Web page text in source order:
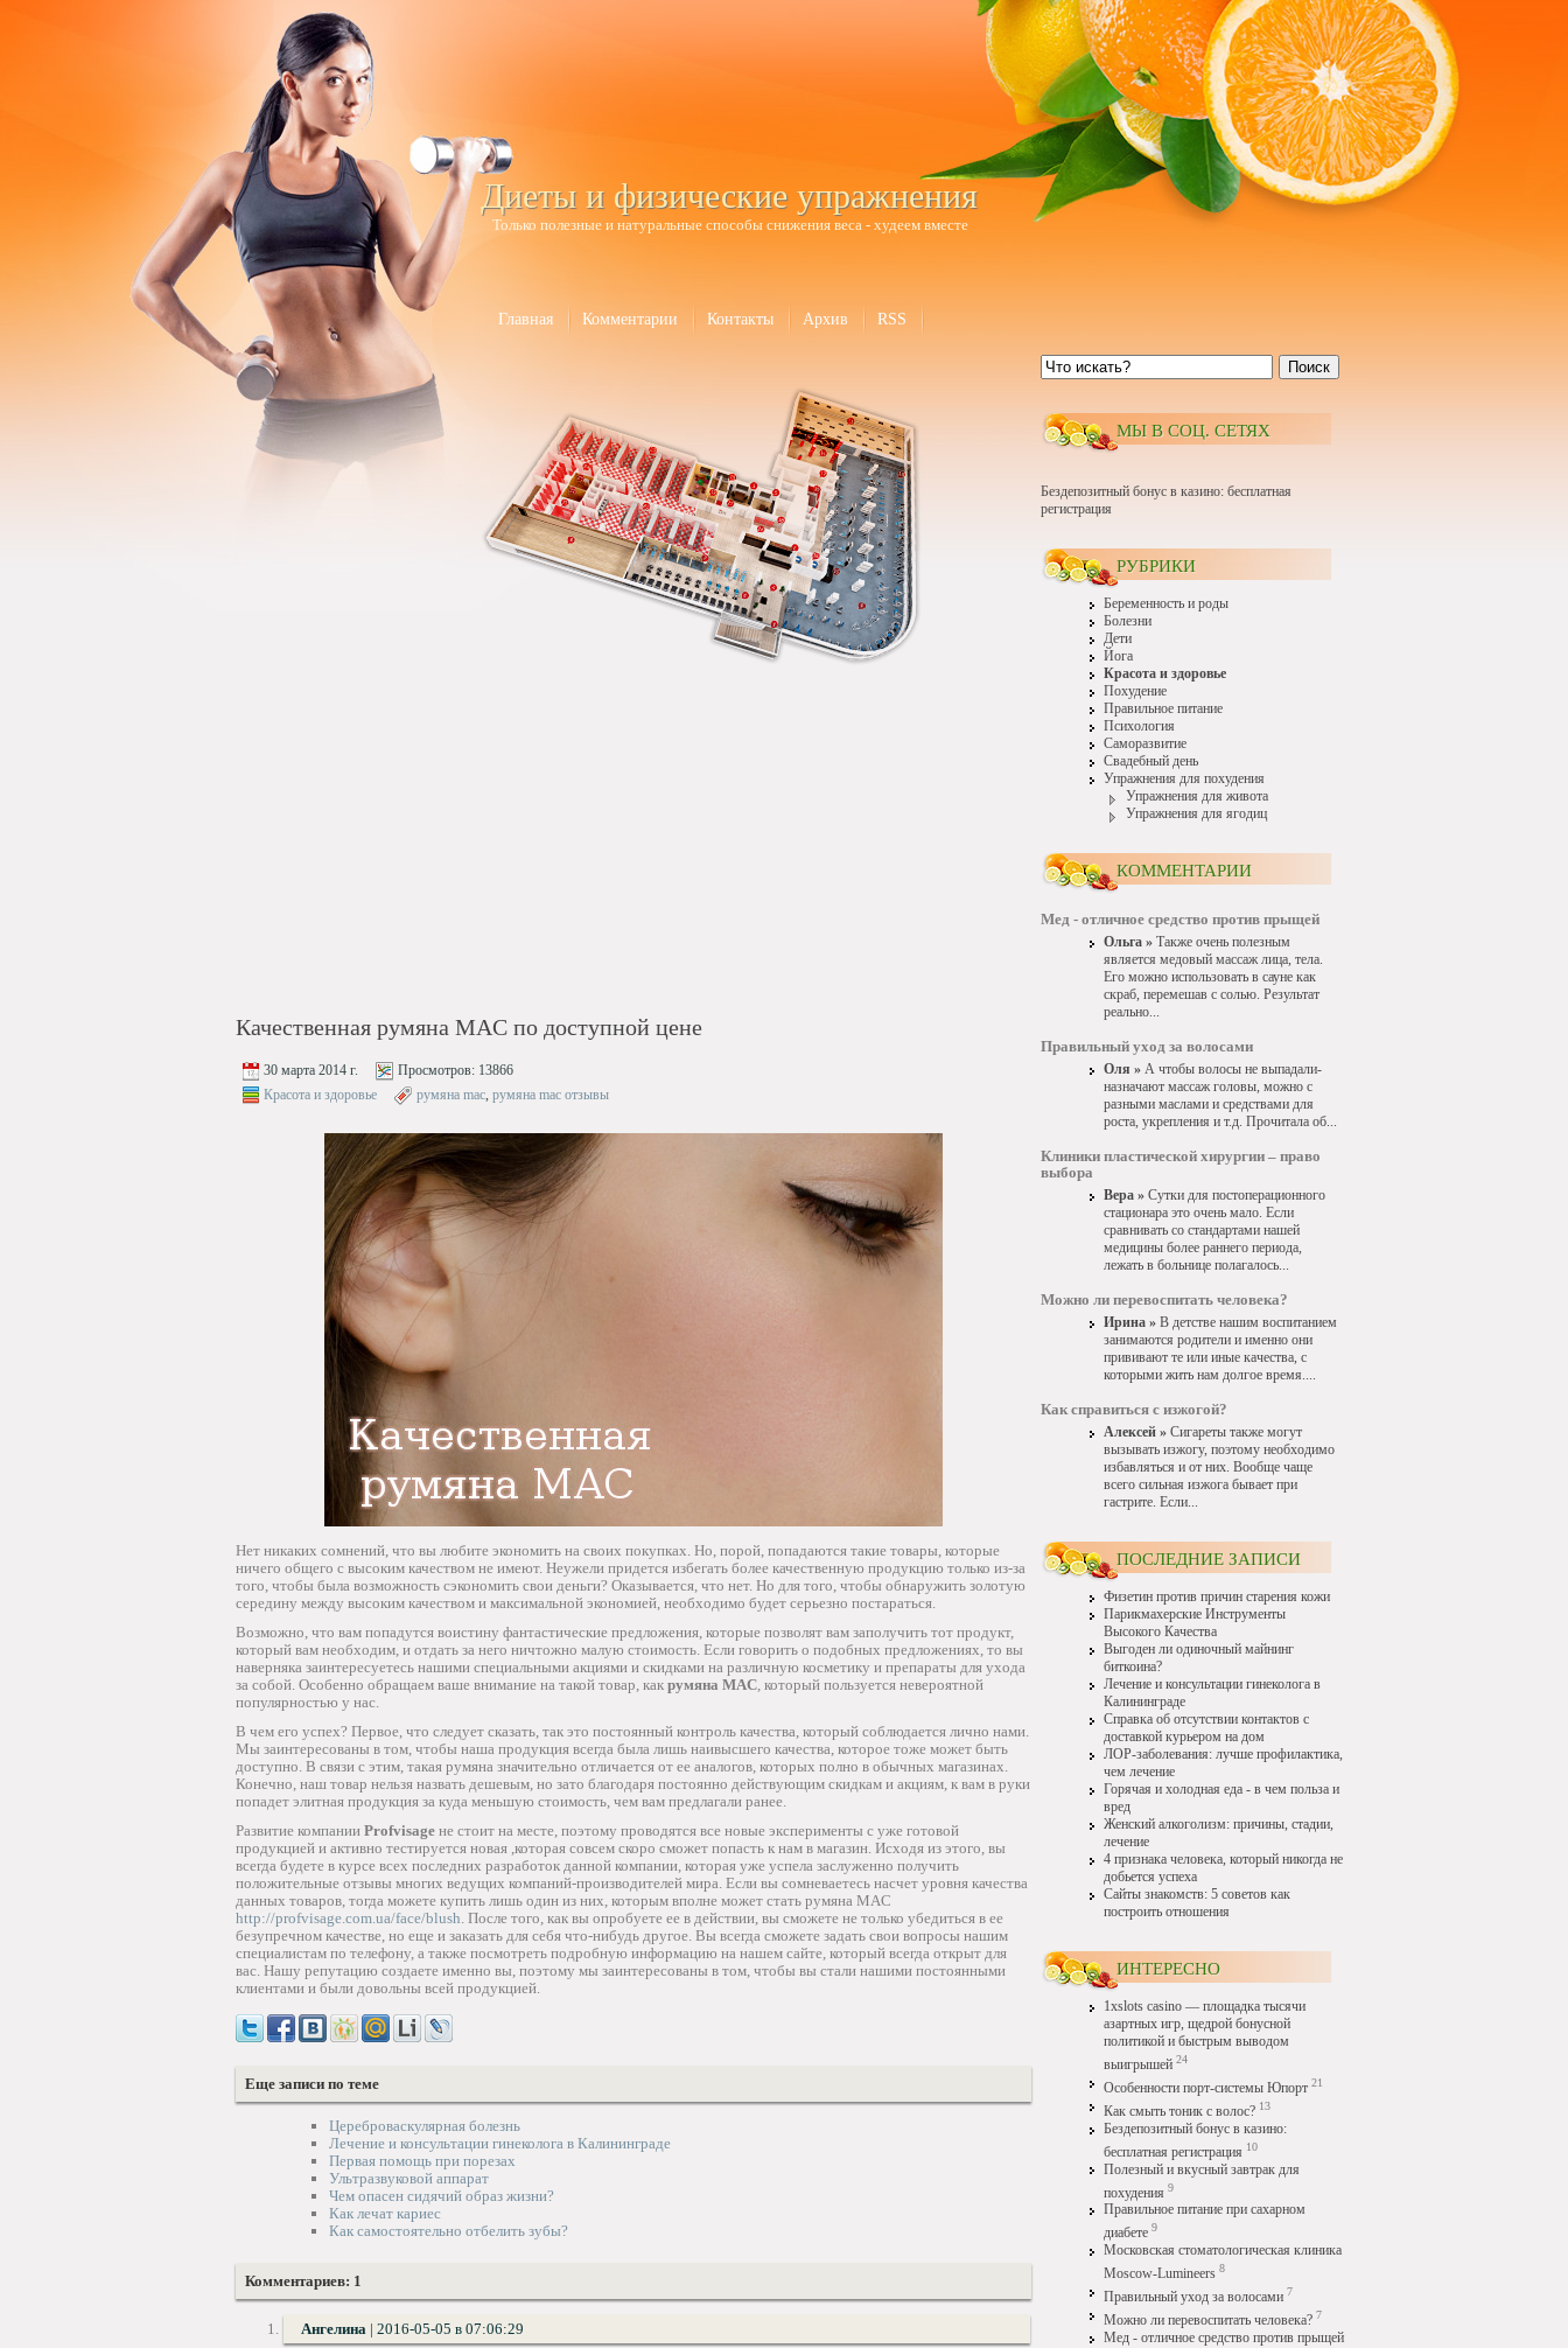
Диеты и физические упражнения
Только полезные и натуральные способы снижения веса - худеем вместе
Главная Комментарии Контакты Архив RSS
Качественная румяна MAC по доступной цене
30 марта 2014 г. Просмотров: 13866
Красота и здоровье
румяна mac, румяна mac отзывы
Нет никаких сомнений, что вы любите экономить на своих покупках. Но, порой, попадаются такие товары, которые
ничего общего с высоким качеством не имеют. Неужели придется избегать более качественную продукцию только из-за
того, чтобы была возможность сэкономить свои деньги? Оказывается, что нет. Но для того, чтобы обнаружить золотую
середину между высоким качеством и максимальной экономией, необходимо будет серьезно постараться.
Возможно, что вам попадутся воистину фантастические предложения, которые позволят вам заполучить тот продукт,
который вам необходим, и отдать за него ничтожно малую стоимость. Если говорить о подобных предложениях, то вы
наверняка заинтересуетесь нашими специальными акциями и скидками на различную косметику и препараты для ухода
за собой. Особенно обращаем ваше внимание на такой товар, как румяна MAC, который пользуется невероятной
популярностью у нас.
В чем его успех? Первое, что следует сказать, так это постоянный контроль качества, который соблюдается лично нами.
Мы заинтересованы в том, чтобы наша продукция всегда была лишь наивысшего качества, которое тоже может быть
доступно. В связи с этим, такая румяна значительно отличается от ее аналогов, которых полно в обычных магазинах.
Конечно, наш товар нельзя назвать дешевым, но зато благодаря постоянно действующим скидкам и акциям, к вам в руки
попадет элитная продукция за куда меньшую стоимость, чем вам предлагали ранее.
Развитие компании Profvisage не стоит на месте, поэтому проводятся все новые эксперименты с уже готовой
продукцией и активно тестируется новая ,которая совсем скоро сможет попасть к нам в магазин. Исходя из этого, вы
всегда будете в курсе всех последних разработок данной компании, которая уже успела заслуженно получить
положительные отзывы многих ведущих компаний-производителей мира. Если вы сомневаетесь насчет уровня качества
данных товаров, тогда можете купить лишь один из них, которым вполне может стать румяна MAC
http://profvisage.com.ua/face/blush. После того, как вы опробуете ее в действии, вы сможете не только убедиться в ее
безупречном качестве, но еще и заказать для себя что-нибудь другое. Вы всегда сможете задать свои вопросы нашим
специалистам по телефону, а также посмотреть подробную информацию на нашем сайте, который всегда открыт для
вас. Нашу репутацию создаете именно вы, поэтому мы заинтересованы в том, чтобы вы стали нашими постоянными
клиентами и были довольны всей продукцией.
Еще записи по теме
Цереброваскулярная болезнь
Лечение и консультации гинеколога в Калининграде
Первая помощь при порезах
Ультразвуковой аппарат
Чем опасен сидячий образ жизни?
Как лечат кариес
Как самостоятельно отбелить зубы?
Комментариев: 1
Ангелина | 2016-05-05 в 07:06:29
Поиск
МЫ В СОЦ. СЕТЯХ
Бездепозитный бонус в казино: бесплатная
регистрация
РУБРИКИ
Беременность и роды
Болезни
Дети
Йога
Красота и здоровье
Похудение
Правильное питание
Психология
Саморазвитие
Свадебный день
Упражнения для похудения
Упражнения для живота
Упражнения для ягодиц
КОММЕНТАРИИ
Мед - отличное средство против прыщей
Ольга » Также очень полезным
является медовый массаж лица, тела.
Его можно использовать в сауне как
скраб, перемешав с солью. Результат
реально...
Правильный уход за волосами
Оля » А чтобы волосы не выпадали-
назначают массаж головы, можно с
разными маслами и средствами для
роста, укрепления и т.д. Прочитала об...
Клиники пластической хирургии – право
выбора
Вера » Сутки для постоперационного
стационара это очень мало. Если
сравнивать со стандартами нашей
медицины более раннего периода,
лежать в больнице полагалось...
Можно ли перевоспитать человека?
Ирина » В детстве нашим воспитанием
занимаются родители и именно они
прививают те или иные качества, с
которыми жить нам долгое время....
Как справиться с изжогой?
Алексей » Сигареты также могут
вызывать изжогу, поэтому необходимо
избавляться и от них. Вообще чаще
всего сильная изжога бывает при
гастрите. Если...
ПОСЛЕДНИЕ ЗАПИСИ
Физетин против причин старения кожи
Парикмахерские Инструменты
Высокого Качества
Выгоден ли одиночный майнинг
биткоина?
Лечение и консультации гинеколога в
Калининграде
Справка об отсутствии контактов с
доставкой курьером на дом
ЛОР-заболевания: лучше профилактика,
чем лечение
Горячая и холодная еда - в чем польза и
вред
Женский алкоголизм: причины, стадии,
лечение
4 признака человека, который никогда не
добьется успеха
Сайты знакомств: 5 советов как
построить отношения
ИНТЕРЕСНО
1xslots casino — площадка тысячи
азартных игр, щедрой бонусной
политикой и быстрым выводом
выигрышей 24
Особенности порт-системы Юпорт 21
Как смыть тоник с волос? 13
Бездепозитный бонус в казино:
бесплатная регистрация 10
Полезный и вкусный завтрак для
похудения 9
Правильное питание при сахарном
диабете 9
Московская стоматологическая клиника
Moscow-Lumineers 8
Правильный уход за волосами 7
Можно ли перевоспитать человека? 7
Мед - отличное средство против прыщей